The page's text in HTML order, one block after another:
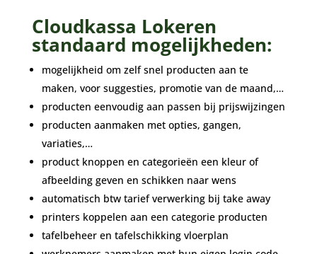
Cloudkassa Lokeren
standaard mogelijkheden:
mogelijkheid om zelf snel producten aan te
maken, voor suggesties, promotie van de maand,…
producten eenvoudig aan passen bij prijswijzingen
producten aanmaken met opties, gangen,
variaties,…
product knoppen en categorieën een kleur of
afbeelding geven en schikken naar wens
automatisch btw tarief verwerking bij take away
printers koppelen aan een categorie producten
tafelbeheer en tafelschikking vloerplan